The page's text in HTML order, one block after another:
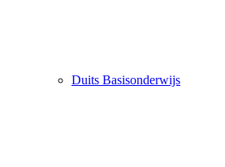
Duits Basisonderwijs